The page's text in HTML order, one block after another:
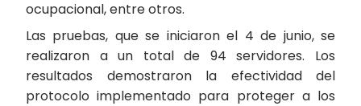
ocupacional, entre otros.
Las pruebas, que se iniciaron el 4 de junio, se
realizaron a un total de 94 servidores. Los
resultados demostraron la efectividad del
protocolo implementado para proteger a los